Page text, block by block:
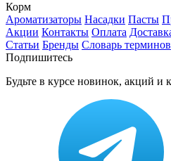
Корм
Ароматизаторы Насадки Пасты
Акции Контакты Оплата
Статьи Бренды Словарь терминов
Подпишитесь
Будьте в курсе новинок, акций и